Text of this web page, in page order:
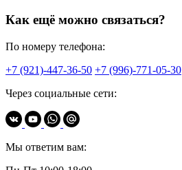
Как ещё можно связаться?
По номеру телефона:
+7 (921)-447-36-50 +7 (996)-771-05-30
Через социальные сети:
Мы ответим вам: